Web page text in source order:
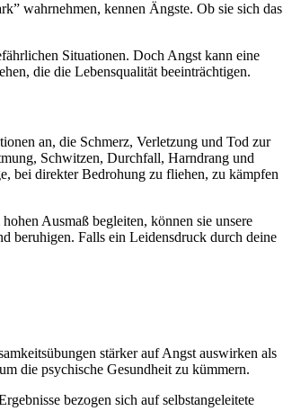
wahrnehmen, kennen Ängste. Ob sie sich das
Situationen. Doch Angst kann eine
die die Lebensqualität beeinträchtigen.
an, die Schmerz, Verletzung und Tod zur
Schwitzen, Durchfall, Harndrang und
bei direkter Bedrohung zu fliehen, zu kämpfen
Ausmaß begleiten, können sie unsere
beruhigen. Falls ein Leidensdruck durch deine
stärker auf Angst auswirken als
die psychische Gesundheit zu kümmern.
bezogen sich auf selbstangeleitete